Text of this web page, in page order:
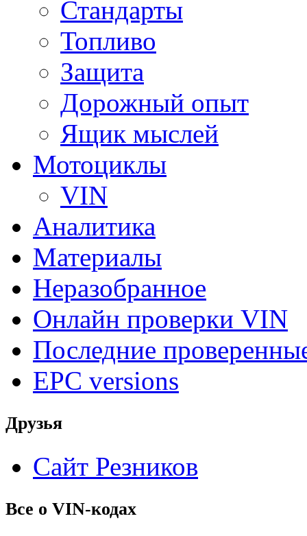
Стандарты
Топливо
Защита
Дорожный опыт
Ящик мыслей
Мотоциклы
VIN
Аналитика
Материалы
Неразобранное
Онлайн проверки VIN
Последние
EPC versions
Друзья
Сайт Резников
Все о VIN-кодах